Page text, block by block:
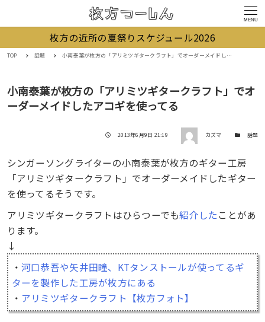
MENU
枚方の近所の夏祭りスケジュール2026
TOP 話題 小南泰葉が枚方の「アリミツギタークラフト」でオーダーメイドしたアコギを使ってる
小南泰葉が枚方の「アリミツギタークラフト」でオ
ーダーメイドしたアコギを使ってる
投稿日
2013年6月9日 21:19 著者 カズマ カテゴリー
話題
シンガーソングライターの小南泰葉が枚方のギター工房
「アリミツギタークラフト」でオーダーメイドしたギター
を使ってるそうです。
アリミツギタークラフトはひらつーでも紹介した ことがあ
ります。
↓
・ 河口恭吾や矢井田瞳、KTタンストールが使ってるギ
ターを製作した工房が枚方にある
・ アリミツギタークラフト【枚方フォト】